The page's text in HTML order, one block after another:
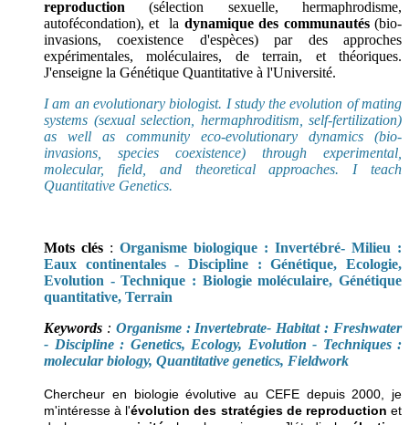
reproduction (sélection sexuelle, hermaphrodisme,
autofécondation), et la dynamique des communautés(bio-
invasions, coexistence d'espèces) par des approches
expérimentales, moléculaires, de terrain, et théoriques.
J'enseigne la Génétique Quantitative à l'Université.
I am an evolutionary biologist. I study the evolution of mating
systems (sexual selection, hermaphroditism, self-fertilization)
as well as community eco-evolutionary dynamics (bio-
invasions, species coexistence) through experimental,
molecular, field, and theoretical approaches. I teach
Quantitative Genetics.
Mots clés : Organisme biologique : Invertébré- Milieu :
Eaux continentales - Discipline : Génétique, Ecologie,
Evolution - Technique : Biologie moléculaire, Génétique
quantitative, Terrain
Keywords : Organisme : Invertebrate- Habitat : Freshwater
- Discipline : Genetics, Ecology, Evolution - Techniques :
molecular biology, Quantitative genetics, Fieldwork
Chercheur en biologie évolutive au CEFE depuis 2000, je
m'intéresse à l'évolution des stratégies de reproduction et